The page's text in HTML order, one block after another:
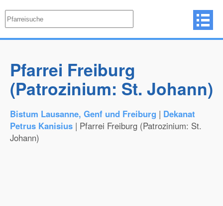
Pfarrei Freiburg
(Patrozinium: St. Johann)
Bistum Lausanne, Genf und Freiburg | Dekanat
Petrus Kanisius | Pfarrei Freiburg (Patrozinium: St.
Johann)